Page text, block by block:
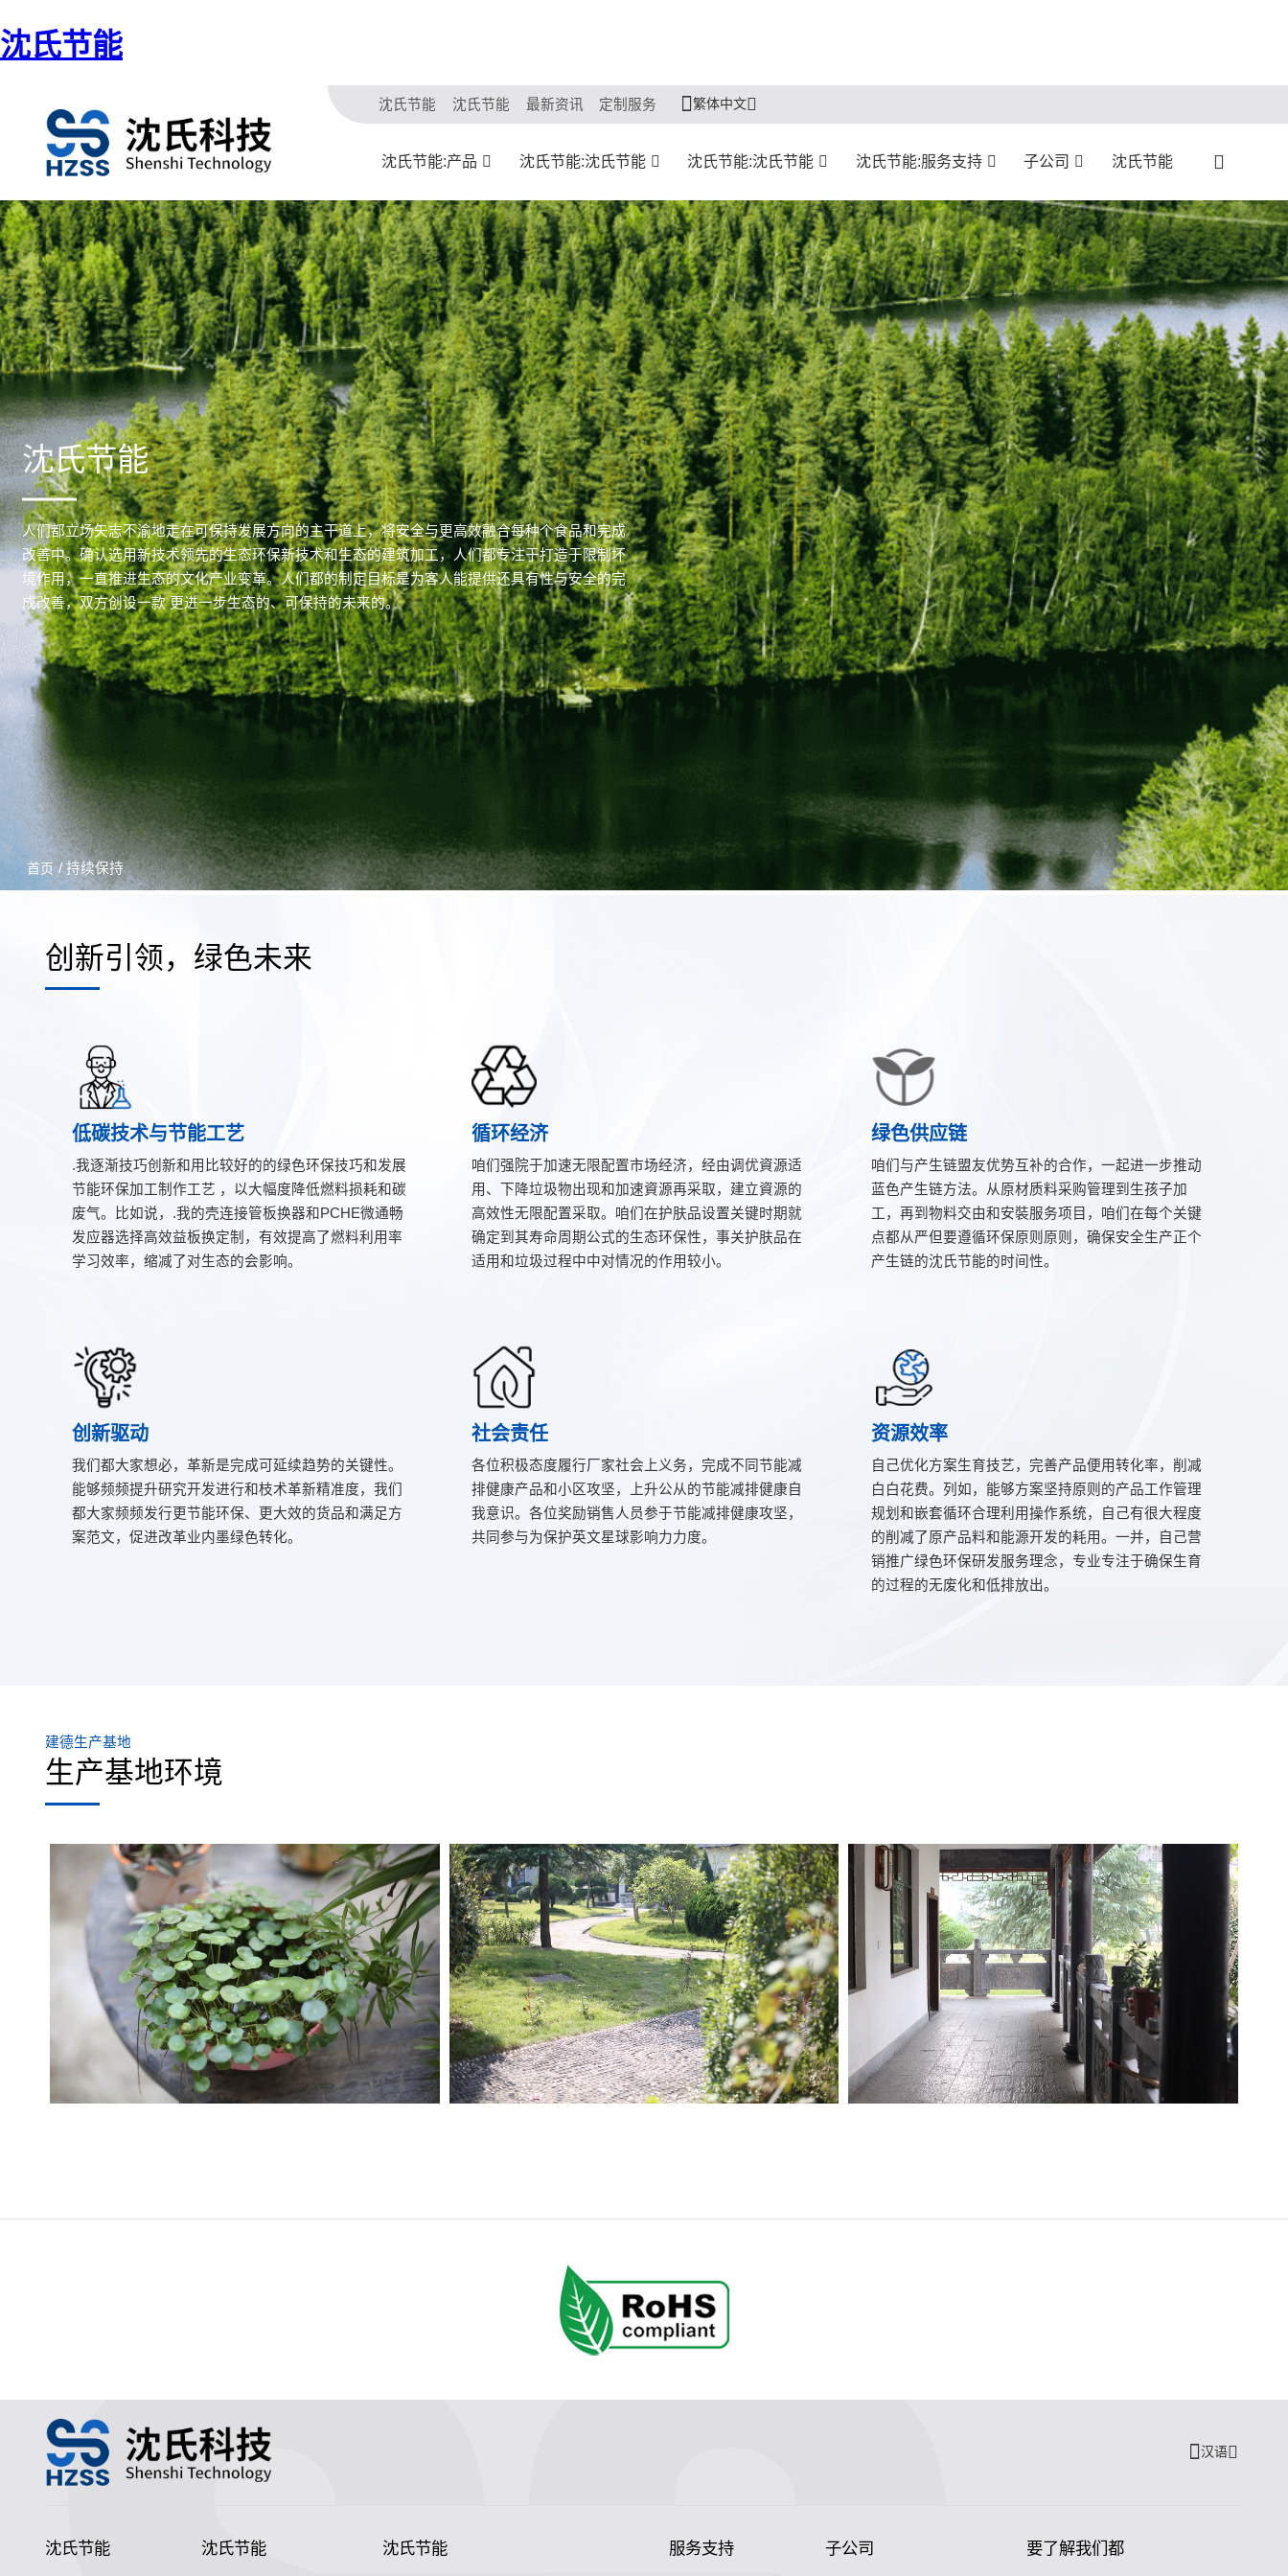
沈氏节能
沈氏节能 沈氏节能 最新资讯 定制服务 繁体中文
沈氏节能:产品 沈氏节能:沈氏节能 沈氏节能:沈氏节能 沈氏节能:服务支持 子公司 沈氏节能
沈氏节能
人们都立场矢志不渝地走在可保持发展方向的主干道上，将安全与更高效融合每种个食品和完成
改善中。确认选用新技术领先的生态环保新技术和生态的建筑加工，人们都专注于打造于限制坏
境作用，一直推进生态的文化产业变革。人们都的制定目标是为客人能提供还具有性与安全的完
成改善，双方创设一款 更进一步生态的、可保持的未来的。
首页 / 持续保持
创新引领，绿色未来
低碳技术与节能工艺
.我逐渐技巧创新和用比较好的的绿色环保技巧和发展
节能环保加工制作工艺 ，以大幅度降低燃料损耗和碳
废气。比如说，.我的壳连接管板换器和PCHE微通畅
发应器选择高效益板换定制，有效提高了燃料利用率
学习效率，缩减了对生态的会影响。
循环经济
咱们强院于加速无限配置市场经济，经由调优資源适
用、下降垃圾物出现和加速資源再采取，建立資源的
高效性无限配置采取。咱们在护肤品设置关键时期就
确定到其寿命周期公式的生态环保性，事关护肤品在
适用和垃圾过程中中对情况的作用较小。
绿色供应链
咱们与产生链盟友优势互补的合作，一起进一步推动
蓝色产生链方法。从原材质料采购管理到生孩子加
工，再到物料交由和安裝服务项目，咱们在每个关键
点都从严但要遵循环保原则原则，确保安全生产正个
产生链的沈氏节能的时间性。
创新驱动
我们都大家想必，革新是完成可延续趋势的关键性。
能够频频提升研究开发进行和枝术革新精准度，我们
都大家频频发行更节能环保、更大效的货品和满足方
案范文，促进改革业内墨绿色转化。
社会责任
各位积极态度履行厂家社会上义务，完成不同节能减
排健康产品和小区攻坚，上升公从的节能减排健康自
我意识。各位奖励销售人员参于节能减排健康攻坚，
共同参与为保护英文星球影响力力度。
资源效率
自己优化方案生育技艺，完善产品便用转化率，削减
白白花费。列如，能够方案坚持原则的产品工作管理
规划和嵌套循环合理利用操作系统，自己有很大程度
的削减了原产品料和能源开发的耗用。一并，自己营
销推广绿色环保研发服务理念，专业专注于确保生育
的过程的无废化和低排放出。
建德生产基地
生产基地环境
汉语
沈氏节能 沈氏节能 沈氏节能 服务支持 子公司 要了解我们都